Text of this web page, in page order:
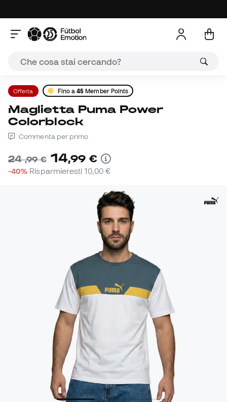
Offerta Fino a45 Member Points
Maglietta Puma Power
Colorblock
Commenta per primo
24,99 € 14,99 €
-40% Risparmieresti10,00 €